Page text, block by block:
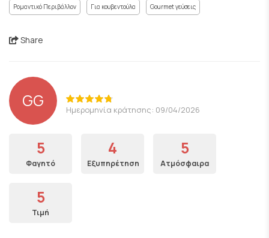
Ρομαντικό Περιβάλλον Για κουβεντούλα Gourmet γεύσεις
Share
GG Ημερομηνία κράτησης: 09/04/2026
5
Φαγητό
4
Εξυπηρέτηση
5
Ατμόσφαιρα
5
Τιμή